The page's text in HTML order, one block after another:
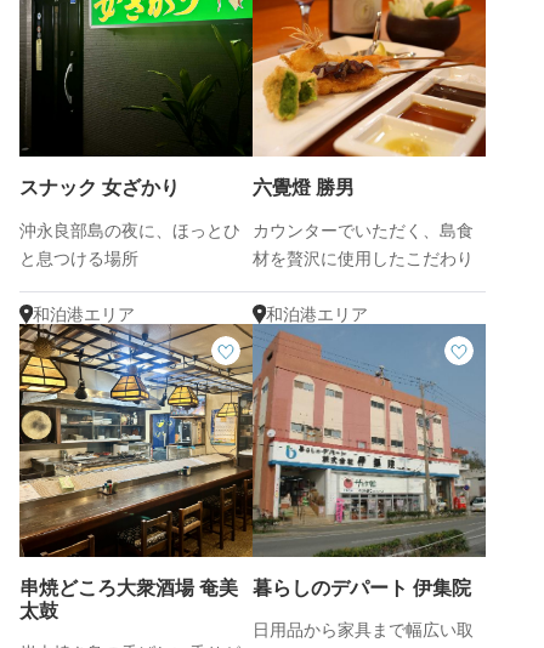
スナック 女ざかり
沖永良部島の夜に、ほっとひ
と息つける場所
和泊港エリア
六覺燈 勝男
カウンターでいただく、島食
材を贅沢に使用したこだわり
和泊港エリア
串焼どころ大衆酒場 奄美
太鼓
暮らしのデパート 伊集院
日用品から家具まで幅広い取